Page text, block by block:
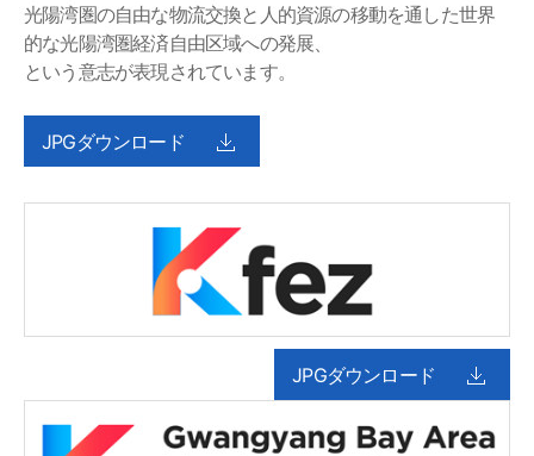
光陽湾圏の自由な物流交換と人的資源の移動を通した世界
的な光陽湾圏経済自由区域への発展、
という意志が表現されています。
JPGダウンロード
JPGダウンロード